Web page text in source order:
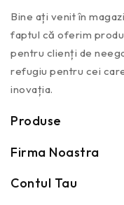
Bine ați venit în
faptul că oferim
pentru clienți de
refugiu pentru cei
inovația.
Produse
Firma Noastra
Contul Tau